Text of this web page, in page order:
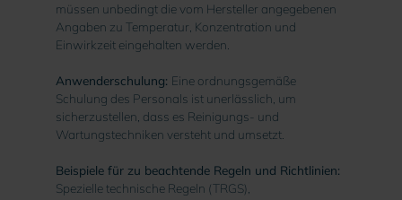
müssen unbedingt die vom Hersteller angegebenen
Angaben zu Temperatur, Konzentration und
Einwirkzeit eingehalten werden.
Anwenderschulung: Eine ordnungsgemäße
Schulung des Personals ist unerlässlich, um
sicherzustellen, dass es Reinigungs- und
Wartungstechniken versteht und umsetzt.
Beispiele für zu beachtende Regeln und Richtlinien:
Spezielle technische Regeln (TRGS),